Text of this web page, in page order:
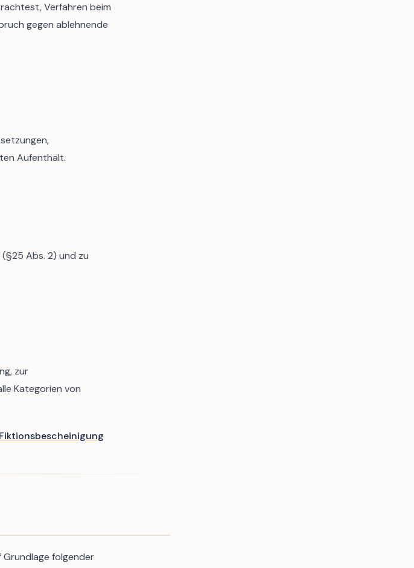
Verfahren beim
gegen ablehnende
Aufenthalt.
Abs. 2) und zu
zur
Kategorien von
Fiktionsbescheinigung
Grundlage folgender